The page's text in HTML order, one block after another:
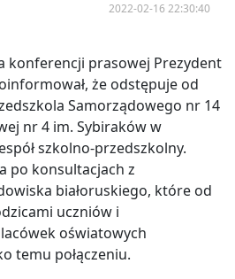
2022-02-16 22:30:40
konferencji prasowej Prezydent
że odstępuje od
Samorządowego nr 14
nr 4 im. Sybiraków w
szkolno-przedszkolny.
po konsultacjach z
białoruskiego, które od
uczniów i
oświatowych
temu połączeniu.